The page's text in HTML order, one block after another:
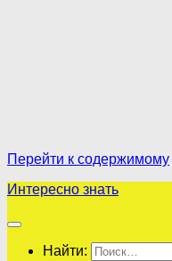
Перейти к содержимому
Интересно знать
Найти: